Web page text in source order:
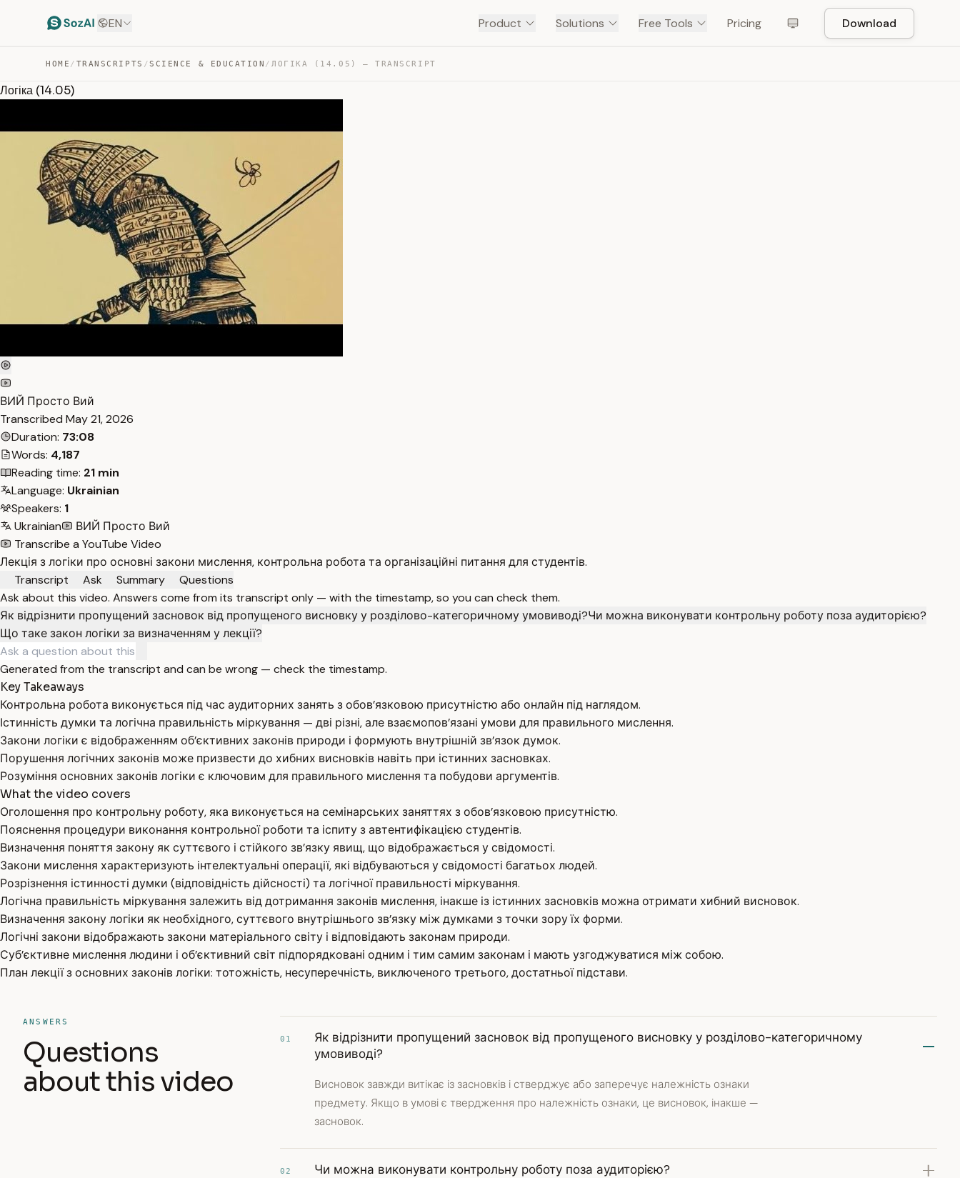
EN Product Solutions Free Tools Pricing Download
HOME / TRANSCRIPTS /SCIENCE & EDUCATION / ЛОГІКА (14.05) — TRANSCRIPT
Логіка (14.05)
ВИЙ Просто Вий
Transcribed May 21, 2026
Duration: 73:08
Words: 4,187
Reading time: 21 min
Language: Ukrainian
Speakers: 1
Ukrainian
ВИЙ Просто Вий
Transcribe a YouTube Video
Лекція з логіки про основні закони мислення, контрольна робота та організаційні питання для студентів.
Transcript
Ask Summary
Questions
Ask about this video. Answers come from its transcript only — with the timestamp, so you can check them.
Як відрізнити пропущений засновок від пропущеного висновку у розділово-категоричному умовиводі?Чи можна виконувати контрольну роботу поза аудиторією?
Що таке закон логіки за визначенням у лекції?
Generated from the transcript and can be wrong — check the timestamp.
Key Takeaways
Контрольна робота виконується під час аудиторних занять з обов’язковою присутністю або онлайн під наглядом.
Істинність думки та логічна правильність міркування — дві різні, але взаємопов’язані умови для правильного мислення.
Закони логіки є відображенням об’єктивних законів природи і формують внутрішній зв’язок думок.
Порушення логічних законів може призвести до хибних висновків навіть при істинних засновках.
Розуміння основних законів логіки є ключовим для правильного мислення та побудови аргументів.
What the video covers
Оголошення про контрольну роботу, яка виконується на семінарських заняттях з обов’язковою присутністю.
Пояснення процедури виконання контрольної роботи та іспиту з автентифікацією студентів.
Визначення поняття закону як суттєвого і стійкого зв’язку явищ, що відображається у свідомості.
Закони мислення характеризують інтелектуальні операції, які відбуваються у свідомості багатьох людей.
Розрізнення істинності думки (відповідність дійсності) та логічної правильності міркування.
Логічна правильність міркування залежить від дотримання законів мислення, інакше із істинних засновків можна отримати хибний висновок.
Визначення закону логіки як необхідного, суттєвого внутрішнього зв’язку між думками з точки зору їх форми.
Логічні закони відображають закони матеріального світу і відповідають законам природи.
Суб’єктивне мислення людини і об’єктивний світ підпорядковані одним і тим самим законам і мають узгоджуватися між собою.
План лекції з основних законів логіки: тотожність, несуперечність, виключеного третього, достатньої підстави.
ANSWERS
Questions
about this video
01
Як відрізнити пропущений засновок від пропущеного висновку у розділово-категоричному
умовиводі?
Висновок завжди витікає із засновків і стверджує або заперечує належність ознаки
предмету. Якщо в умові є твердження про належність ознаки, це висновок, інакше —
засновок.
02 Чи можна виконувати контрольну роботу поза аудиторією?